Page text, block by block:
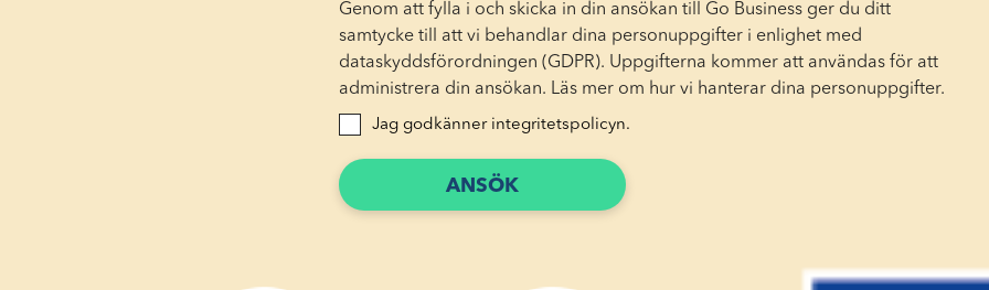
Genom att fylla i och skicka in din ansökan till Go Business ger du ditt
samtycke till att vi behandlar dina personuppgifter i enlighet med
dataskyddsförordningen (GDPR). Uppgifterna kommer att användas för att
administrera din ansökan. Läs mer om hur vi hanterar dina personuppgifter.
Jag godkänner integritetspolicyn.
ANSÖK